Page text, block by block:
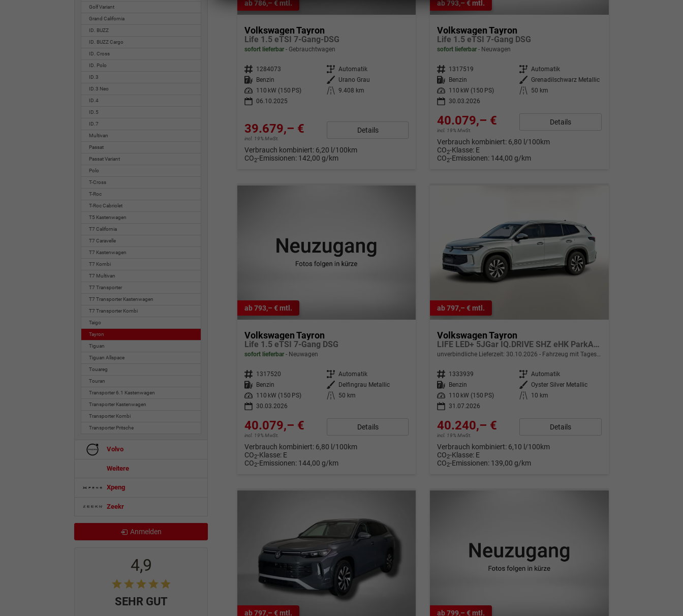
ab 786,– € mtl.
Volkswagen Tayron
Life 1.5 eTSI 7-Gang-DSG
sofort lieferbar Gebrauchtwagen
Fahrzeugnr. 1284073 Getriebe Automatik
Kraftstoff
Benzin Außenfarbe
Urano Grau
Leistung
110 kW (150 PS) Kilometerstand 9.408 km
06.10.2025
39.679,– €
incl. 19% MwSt.
Details
Verbrauch kombiniert: 6,20 l/100km
CO2-Emissionen: 142,00 g/km
ab 793,– € mtl.
Volkswagen Tayron
Life 1.5 eTSI 7-Gang DSG
sofort lieferbar Neuwagen
Fahrzeugnr. 1317519 Getriebe Automatik
Kraftstoff
Benzin Außenfarbe
Grenadilschwarz Metallic
Leistung
110 kW (150 PS) Kilometerstand
50 km
30.03.2026
40.079,– €
incl. 19% MwSt.
Details
Verbrauch kombiniert: 6,80 l/100km
CO2-Klasse: E
CO2-Emissionen: 144,00 g/km
ab 793,– € mtl.
Volkswagen Tayron
Life 1.5 eTSI 7-Gang DSG
sofort lieferbar Neuwagen
Fahrzeugnr. 1317520 Getriebe Automatik
Kraftstoff Benzin Außenfarbe
Delfingrau Metallic
Leistung
110 kW (150 PS) Kilometerstand
50 km
30.03.2026
40.079,– €
incl. 19% MwSt.
Details
Verbrauch kombiniert: 6,80 l/100km
CO2-Klasse: E
CO2-Emissionen: 144,00 g/km
ab 797,– € mtl.
Volkswagen Tayron
LIFE LED+ 5JGar IQ.DRIVE SHZ eHK ParkAs+ KeyL
unverbindliche Lieferzeit: 30.10.2026 Fahrzeug mit Tageszulassung
Fahrzeugnr. 1333939 Getriebe Automatik
Kraftstoff Benzin Außenfarbe Oyster Silver Metallic
Leistung
110 kW (150 PS) Kilometerstand
10 km
31.07.2026
40.240,– €
incl. 19% MwSt.
Details
Verbrauch kombiniert: 6,10 l/100km
CO2-Klasse: E
CO2-Emissionen: 139,00 g/km
ab 797,– € mtl. ab 799,– € mtl.
Golf Variant
Grand California
ID. BUZZ
ID. BUZZ Cargo
ID. Cross
ID. Polo
ID.3
ID.3 Neo
ID.4
ID.5
ID.7
Multivan
Passat
Passat Variant
Polo
T-Cross
T-Roc
T-Roc Cabriolet
T5 Kastenwagen
T7 California
T7 Caravelle
T7 Kastenwagen
T7 Kombi
T7 Multivan
T7 Transporter
T7 Transporter Kastenwagen
T7 Transporter Kombi
Taigo
Tayron
Tiguan
Tiguan Allspace
Touareg
Touran
Transporter 6.1 Kastenwagen
Transporter Kastenwagen
Transporter Kombi
Transporter Pritsche
Volvo
Weitere
Xpeng
Zeekr
Anmelden
4,9
SEHR GUT